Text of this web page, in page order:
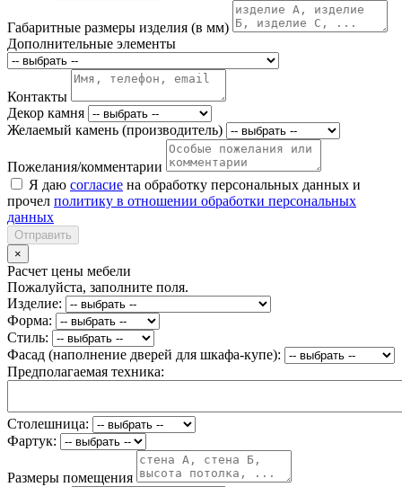
Габаритные размеры изделия (в мм)
Дополнительные элементы
Контакты
Декор камня
Желаемый камень (производитель)
Пожелания/комментарии
Я даю согласие на обработку персональных данных и
прочел политику в отношении обработки персональных
данных
Отправить
×
Расчет цены мебели
Пожалуйста, заполните поля.
Изделие:
Форма:
Стиль:
Фасад (наполнение дверей для шкафа-купе):
Предполагаемая техника:
Столешница:
Фартук:
Размеры помещения